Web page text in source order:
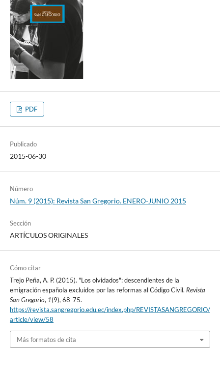
PDF
Publicado
2015-06-30
Número
Núm. 9 (2015): Revista San Gregorio. ENERO-JUNIO 2015
Sección
ARTÍCULOS ORIGINALES
Cómo citar
Trejo Peña, A. P. (2015). "Los olvidados": descendientes de la
emigración española excluidos por las reformas al Código Civil. Revista
San Gregorio, 1(9), 68-75.
https://revista.sangregorio.edu.ec/index.php/REVISTASANGREGORIO/
article/view/58
Más formatos de cita